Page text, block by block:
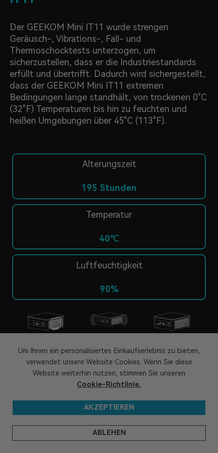
Der GEEKOM Mini IT11 wurde strengen
Geräusch-, Vibrations-, Fall- und
Thermoschocktests unterzogen, um
sicherzustellen, dass er die Industriestandards
erfüllt und übertrifft. Dadurch wird sichergestellt,
dass der GEEKOM Mini IT11 extremen
Bedingungen lange standhält, von trockenen 0°C
(32°F) Temperaturen bis hin zu feuchten und
heißen Umgebungen über 45°C (113°F).
Alterungszeit
195 Stunden
Temperatur
40℃
Luftfeuchtigkeit
90%
Falltest
* Die Daten stammen aus dem Laborsimulationstest von
variieren.
Um Ihnen ein personalisiertes Einkaufserlebnis zu bieten,
verwendet unsere Website Cookies. Wenn Sie diese
Website weiterhin nutzen, stimmen Sie unseren
Cookie-Richtlinie.
AKZEPTIEREN
ABLEHEN